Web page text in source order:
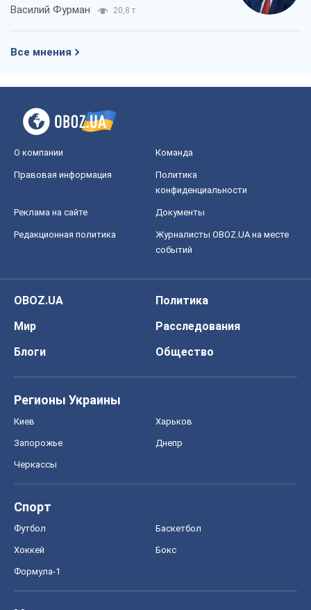
Василий Фурман 20,8 т.
Все мнения
О компании Команда
Правовая информация
Политика
конфиденциальности
Реклама на сайте Документы
Редакционная политика
Журналисты OBOZ.UA на месте
событий
OBOZ.UA
Политика
Мир
Расследования
Блоги
Общество
Регионы Украины
Киев Харьков
Запорожье Днепр
Черкассы
Спорт
Футбол Баскетбол
Хоккей Бокс
Формула-1